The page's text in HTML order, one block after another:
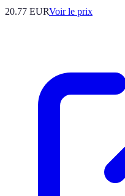
20.77 EURVoir le prix